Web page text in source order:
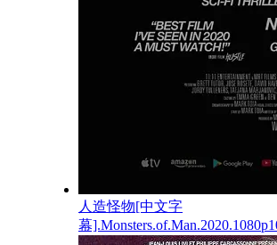
人造怪物[中文字
幕